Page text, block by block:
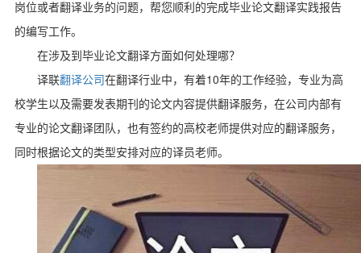
岗位或者翻译业务的问题，帮您顺利的完成毕业论文翻译实践报告
的编写工作。
在涉及到毕业论文翻译方面如何处理哪？
译联翻译公司在翻译行业中，有着10年的工作经验，专业为高
校学生以及需要发表期刊的论文内容提供翻译服务，在公司内部有
专业的论文翻译团队，也有签约的高校老师提供对应的翻译服务，
同时根据论文的类型安排对应的译员老师。